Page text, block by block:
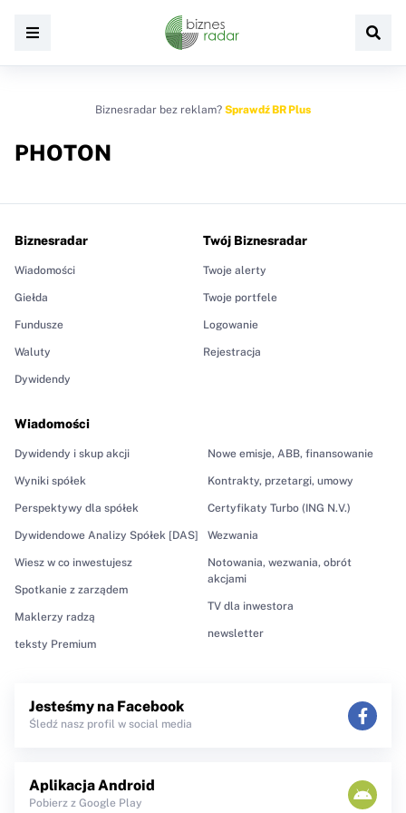
Biznesradar bez reklam? Sprawdź BR Plus
PHOTON
Biznesradar
Wiadomości
Giełda
Fundusze
Waluty
Dywidendy
Wiadomości
Dywidendy i skup akcji
Wyniki spółek
Perspektywy dla spółek
Dywidendowe Analizy Spółek [DAS]
Wiesz w co inwestujesz
Spotkanie z zarządem
Maklerzy radzą
teksty Premium
Nowe emisje, ABB, finansowanie
Kontrakty, przetargi, umowy
Certyfikaty Turbo (ING N.V.)
Wezwania
Notowania, wezwania, obrót
akcjami
TV dla inwestora
newsletter
Twój Biznesradar
Twoje alerty
Twoje portfele
Logowanie
Rejestracja
Jesteśmy na Facebook
Śledź nasz profil w social media
Aplikacja Android
Pobierz z Google Play